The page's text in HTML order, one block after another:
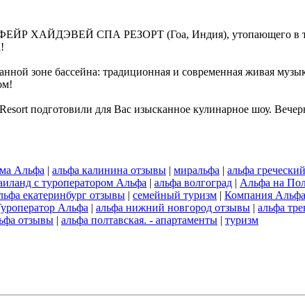
ХАЙДЭВЕЙ СПА РЕЗОРТ (Гоа, Индия), утопающего в
зоне бассейна: традиционная и современная живая
подготовили для Вас изысканное кулинарное шоу.
Альфа | альфа калинина отзывы | миральфа | альфа
с туроператором Альфа | альфа волгоград | Альфа на
екатеринбург отзывы | семейный туризм | Компания Альфа
Альфа | альфа нижний новгород отзывы | альфа
отзывы | альфа полтавская. - апартаменты | туризм